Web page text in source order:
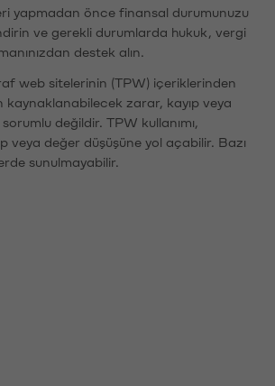
yapmadan önce finansal durumunuzu
ve gerekli durumlarda hukuk, vergi
destek alın.
web sitelerinin (TPW) içeriklerinden
kaynaklanabilecek zarar, kayıp veya
değildir. TPW kullanımı,
veya değer düşüşüne yol açabilir. Bazı
sunulmayabilir.